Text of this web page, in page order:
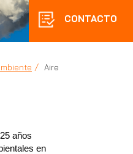
CONTACTO
Aire
años
en